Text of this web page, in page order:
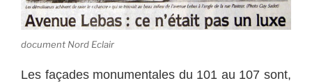
document Nord Eclair
Les façades monumentales du 101 au 107 sont,